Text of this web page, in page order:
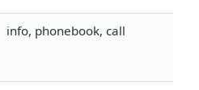
info, phonebook, call